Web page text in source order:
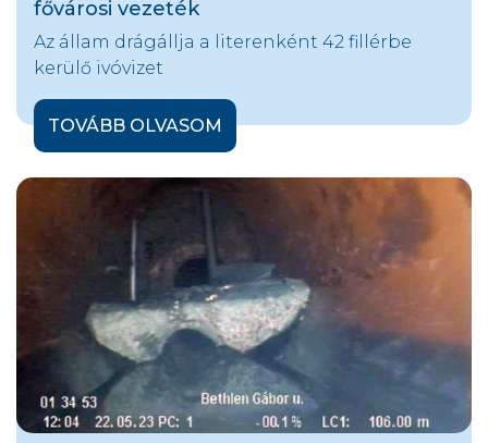
fővárosi vezeték
Az állam drágállja a literenként 42 fillérbe
kerülő ivóvizet
TOVÁBB OLVASOM